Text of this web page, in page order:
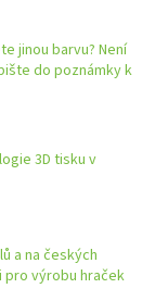
jinou barvu? Není
do poznámky k
3D tisku v
a na českých
pro výrobu hraček